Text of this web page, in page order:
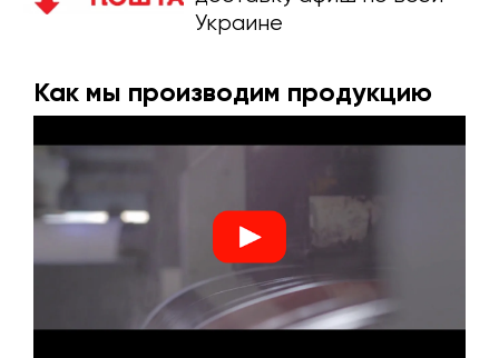
Украине
Как мы производим продукцию